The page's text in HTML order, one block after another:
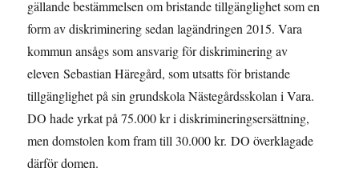
gällande bestämmelsen om bristande tillgänglighet som en
form av diskriminering sedan lagändringen 2015. Vara
kommun ansågs som ansvarig för diskriminering av
eleven Sebastian Häregård, som utsatts för bristande
tillgänglighet på sin grundskola Nästegårdsskolan i Vara.
DO hade yrkat på 75.000 kr i diskrimineringsersättning,
men domstolen kom fram till 30.000 kr. DO överklagade
därför domen.